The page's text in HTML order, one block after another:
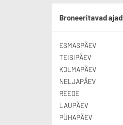
Broneeritavad ajad
ESMASPÄEV
TEISIPÄEV
KOLMAPÄEV
NELJAPÄEV
REEDE
LAUPÄEV
PÜHAPÄEV